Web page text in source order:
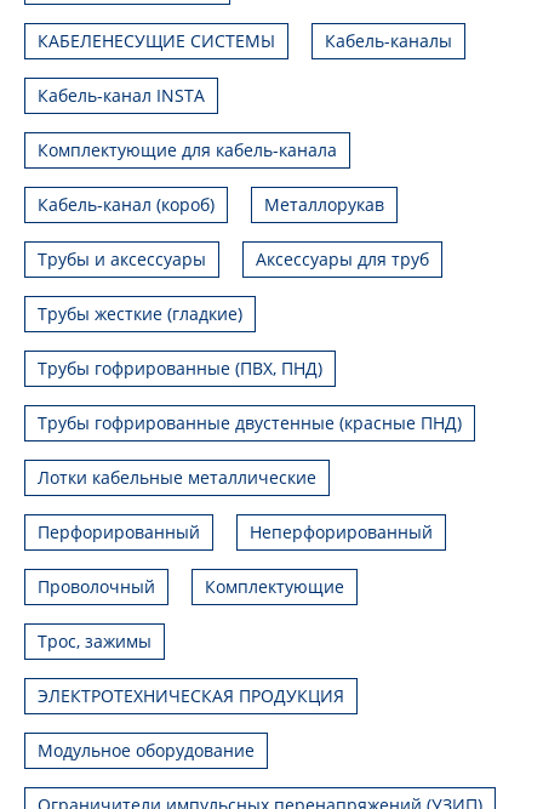
КАБЕЛЕНЕСУЩИЕ СИСТЕМЫ Кабель-каналы
Кабель-канал INSTA
Комплектующие для кабель-канала
Кабель-канал (короб) Металлорукав
Трубы и аксессуары Аксессуары для труб
Трубы жесткие (гладкие)
Трубы гофрированные (ПВХ, ПНД)
Трубы гофрированные двустенные (красные ПНД)
Лотки кабельные металлические
Перфорированный Неперфорированный
Проволочный Комплектующие
Трос, зажимы
ЭЛЕКТРОТЕХНИЧЕСКАЯ ПРОДУКЦИЯ
Модульное оборудование